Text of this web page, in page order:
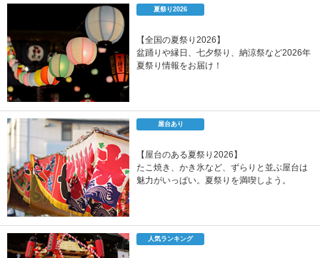
夏祭り2026
【全国の夏祭り2026】
盆踊りや縁日、七夕祭り、納涼祭など2026年
夏祭り情報をお届け！
屋台あり
【屋台のある夏祭り2026】
たこ焼き、かき氷など、ずらりと並ぶ屋台は
魅力がいっぱい。夏祭りを満喫しよう。
人気ランキング